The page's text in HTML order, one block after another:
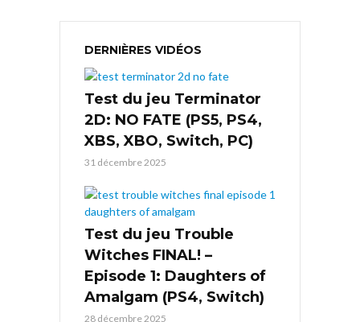
DERNIÈRES VIDÉOS
Test du jeu Terminator
2D: NO FATE (PS5, PS4,
XBS, XBO, Switch, PC)
31 décembre 2025
Test du jeu Trouble
Witches FINAL! –
Episode 1: Daughters of
Amalgam (PS4, Switch)
28 décembre 2025